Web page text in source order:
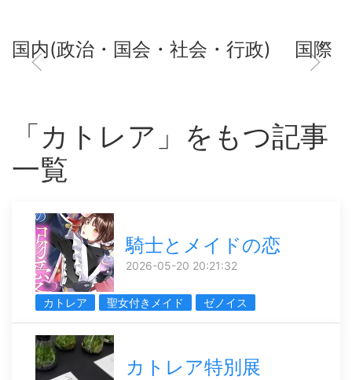
国内(政治・国会・社会・行政) 国際
「カトレア」をもつ記事
一覧
騎士とメイドの恋
2026-05-20 20:21:32
カトレア 聖女付きメイド ゼノイス
カトレア特別展